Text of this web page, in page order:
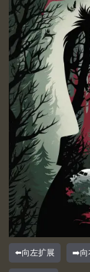
⬅️向左扩展 ➡️向